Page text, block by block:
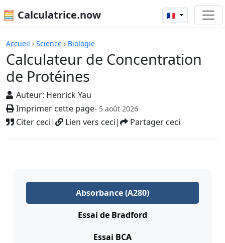
🧮 Calculatrice.now 🇫🇷
Accueil › Science › Biologie
Calculateur de Concentration
de Protéines
Auteur: Henrick Yau
Imprimer cette page- 5 août 2026
Citer ceci| Lien vers ceci| Partager ceci
Calculatrices
Absorbance (A280)
Essai de Bradford
Essai BCA